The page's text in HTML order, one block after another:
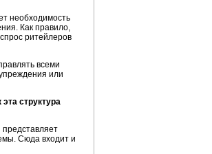
необходимость
Как правило,
ритейлеров
всеми
или
структура
представляет
Сюда входит и